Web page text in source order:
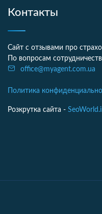
Контакты
Сайт с отзывами про
По вопросам
office@myagent.com.ua
Политика
Розкрутка сайта -